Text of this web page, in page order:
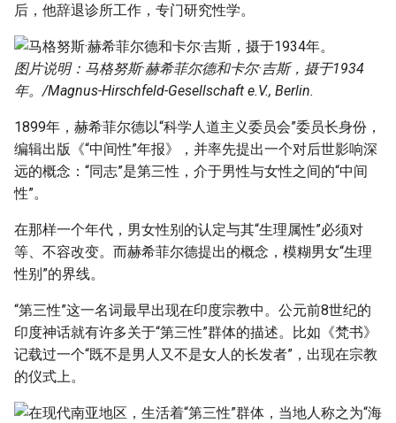
后，他辞退诊所工作，专门研究性学。
图片说明：马格努斯·赫希菲尔德和卡尔·吉斯，摄于1934
年。/Magnus-Hirschfeld-Gesellschaft e.V., Berlin.
1899年，赫希菲尔德以“科学人道主义委员会”委员长身份，
编辑出版《“中间性”年报》，并率先提出一个对后世影响深
远的概念：“同志”是第三性，介于男性与女性之间的“中间
性”。
在那样一个年代，男女性别的认定与其“生理属性”必须对
等、不容改变。而赫希菲尔德提出的概念，模糊男女“生理
性别”的界线。
“第三性”这一名词最早出现在印度宗教中。公元前8世纪的
印度神话就有许多关于“第三性”群体的描述。比如《梵书》
记载过一个“既不是男人又不是女人的长发者”，出现在宗教
的仪式上。